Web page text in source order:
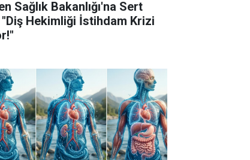
Sağlık Bakanlığı'na Sert
Hekimliği İstihdam Krizi